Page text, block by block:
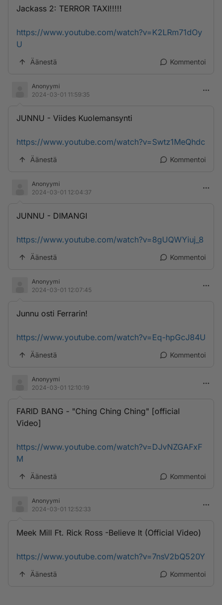
Jackass 2: TERROR TAXI!!!!!
https://www.youtube.com/watch?v=K2LRm71dOy
U
Äänestä Kommentoi
Anonyymi
2024-03-01 11:59:35
JUNNU - Viides Kuolemansynti
https://www.youtube.com/watch?v=Swtz1MeQhdc
Äänestä Kommentoi
Anonyymi
2024-03-01 12:04:37
JUNNU - DIMANGI
https://www.youtube.com/watch?v=8gUQWYiuj_8
Äänestä Kommentoi
Anonyymi
2024-03-01 12:07:45
Junnu osti Ferrarin!
https://www.youtube.com/watch?v=Eq-hpGcJ84U
Äänestä Kommentoi
Anonyymi
2024-03-01 12:10:19
FARID BANG - "Ching Ching Ching" [official
Video]
https://www.youtube.com/watch?v=DJvNZGAFxF
M
Äänestä Kommentoi
Anonyymi
2024-03-01 12:52:33
Meek Mill Ft. Rick Ross -Believe It (Official Video)
https://www.youtube.com/watch?v=7nsV2bQ520Y
Äänestä Kommentoi